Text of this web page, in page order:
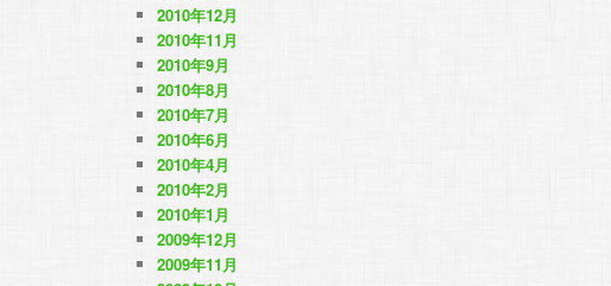
2010年12月
2010年11月
2010年9月
2010年8月
2010年7月
2010年6月
2010年4月
2010年2月
2010年1月
2009年12月
2009年11月